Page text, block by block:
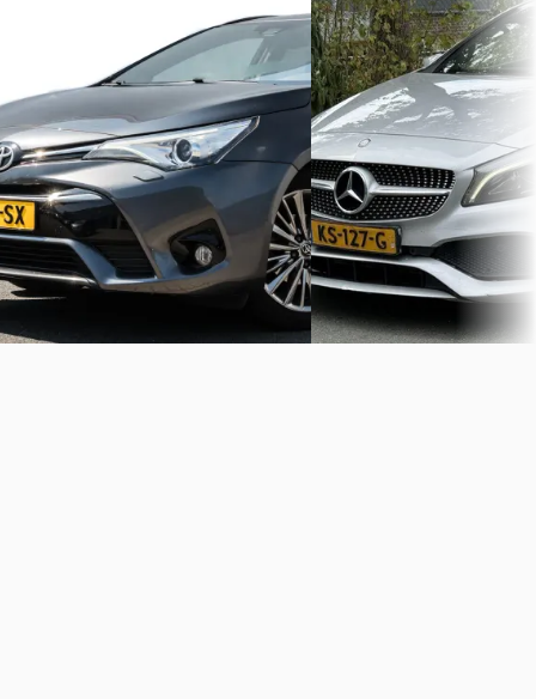
Boven markt
2015 · 137.760 km · Hybride ·
Handgeschakeld
Synyco· Franeker
Bekijk aanbieding →
Vergelijk
v.a. € 122/mnd
2013 · 275.000 km ·
Automaat
Schadeauto's, sloopauto's,
onderdelen en occasions
schadeautos.nl
Bekijk aanbieding →
Vergelijk